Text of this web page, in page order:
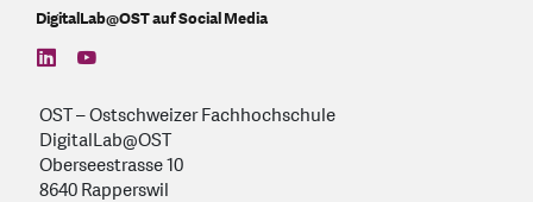
DigitalLab@OST auf Social Media
find us on: linkedin
find us on: youtube
OST – Ostschweizer Fachhochschule
DigitalLab@OST
Oberseestrasse 10
8640 Rapperswil